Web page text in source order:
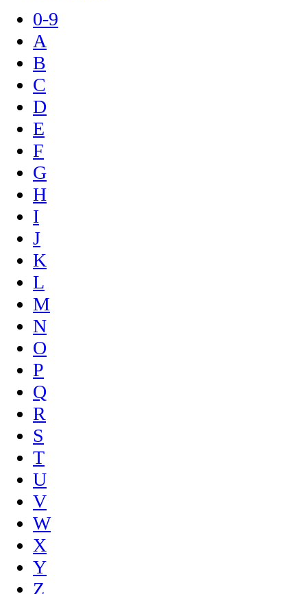
0-9
A
B
C
D
E
F
G
H
I
J
K
L
M
N
O
P
Q
R
S
T
U
V
W
X
Y
Z